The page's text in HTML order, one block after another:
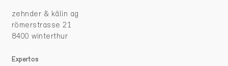
zehnder & kälin ag
römerstrasse 21
8400 winterthur
Expertos